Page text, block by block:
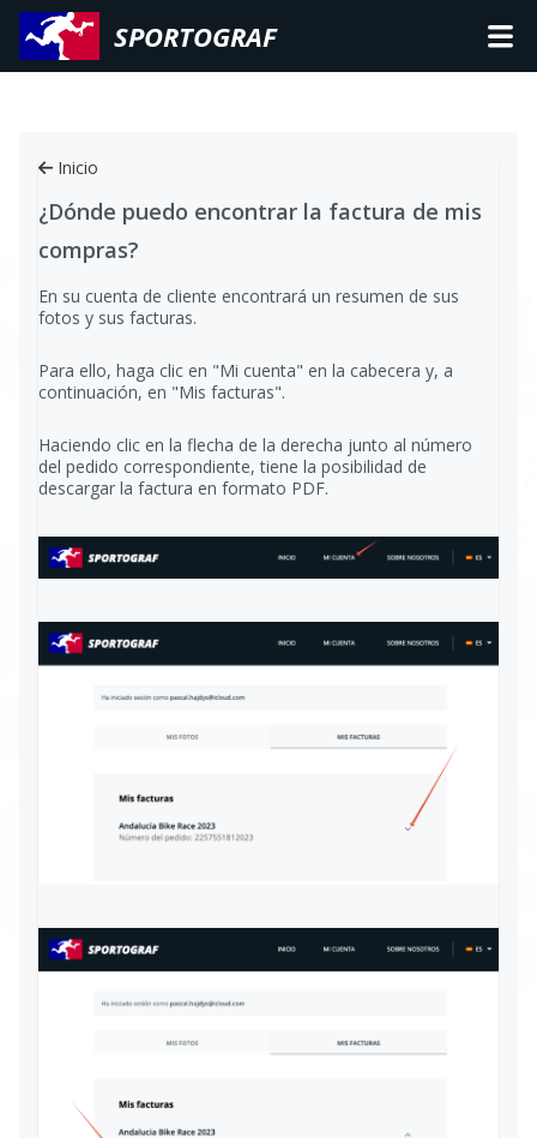
SPORTOGRAF
Inicio
¿Dónde puedo encontrar la factura de mis
compras?
En su cuenta de cliente encontrará un resumen de sus
fotos y sus facturas.
Para ello, haga clic en "Mi cuenta" en la cabecera y, a
continuación, en "Mis facturas".
Haciendo clic en la flecha de la derecha junto al número
del pedido correspondiente, tiene la posibilidad de
descargar la factura en formato PDF.